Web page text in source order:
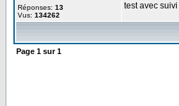
Réponses: 13
Vus: 134262
test avec suivi
Page 1 sur1